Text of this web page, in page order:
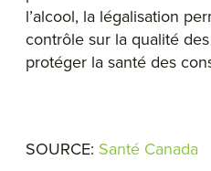
l’alcool, la légalisation
contrôle sur la qualité
protéger la santé des
SOURCE: Santé Canada